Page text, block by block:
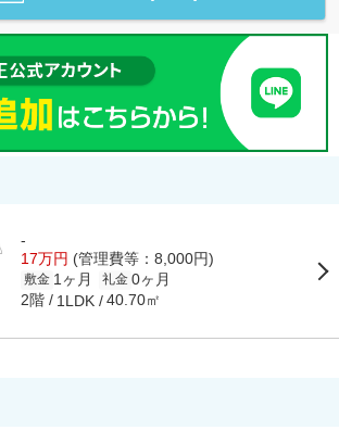
-
17万円 (管理費等：8,000円)
敷金 1ヶ月 礼金 0ヶ月
2階 1LDK 40.70㎡